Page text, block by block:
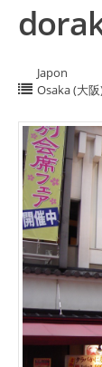
Japon
Osaka (大